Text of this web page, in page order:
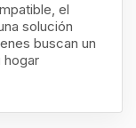
el
solución
buscan un
hogar